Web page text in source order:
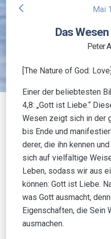
arrow_back_ios Mai
Das
Peter
[The Nature of God: Love]
Einer der beliebtesten
4,8: ​​„Gott ist Liebe.“
Wesen zeigt sich in der
bis Ende und
derer, die ihn kennen
sich auf vielfältige
Leben, sodass wir aus
können: Gott ist Liebe.
was Gott ausmacht,
Eigenschaften, die Sein
ausmachen.